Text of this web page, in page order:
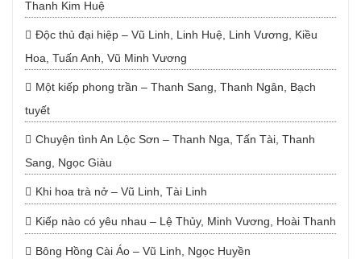
Thanh Kim Huệ
Độc thủ đại hiệp – Vũ Linh, Linh Huệ, Linh Vương, Kiều
Hoa, Tuấn Anh, Vũ Minh Vương
Một kiếp phong trần – Thanh Sang, Thanh Ngân, Bạch
tuyết
Chuyện tình An Lộc Sơn – Thanh Nga, Tấn Tài, Thanh
Sang, Ngọc Giàu
Khi hoa trà nở – Vũ Linh, Tài Linh
Kiếp nào có yêu nhau – Lệ Thủy, Minh Vương, Hoài Thanh
Bông Hồng Cài Áo – Vũ Linh, Ngọc Huyền